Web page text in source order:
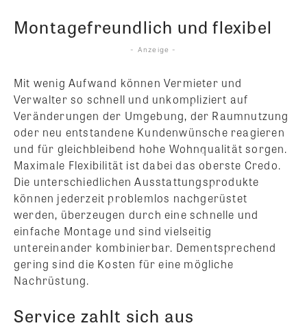
Montagefreundlich und flexibel
- Anzeige -
Mit wenig Aufwand können Vermieter und
Verwalter so schnell und unkompliziert auf
Veränderungen der Umgebung, der Raumnutzung
oder neu entstandene Kundenwünsche reagieren
und für gleichbleibend hohe Wohnqualität sorgen.
Maximale Flexibilität ist dabei das oberste Credo.
Die unterschiedlichen Ausstattungsprodukte
können jederzeit problemlos nachgerüstet
werden, überzeugen durch eine schnelle und
einfache Montage und sind vielseitig
untereinander kombinierbar. Dementsprechend
gering sind die Kosten für eine mögliche
Nachrüstung.
Service zahlt sich aus